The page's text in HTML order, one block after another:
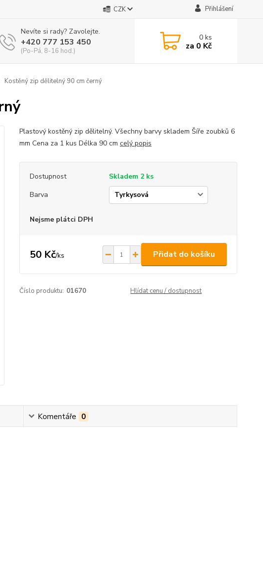
CZK Přihlášení
Nevíte si rady? Zavolejte.
+420 777 153 450
(Po-Pá, 8-16 hod.)
0ks
za 0 Kč
Kostěný zip dělitelný 90 cm černý
Plastový kostěný zip dělitelný. Všechny barvy skladem Šíře zoubků 6
mm Cena za 1 kus Délka 90 cm celý popis
Dostupnost
Skladem 2 ks
Barva
Nejsme plátci DPH
50 Kč/ks Přidat do košíku
Číslo produktu: 01670 Hlídat cenu / dostupnost
Komentáře 0